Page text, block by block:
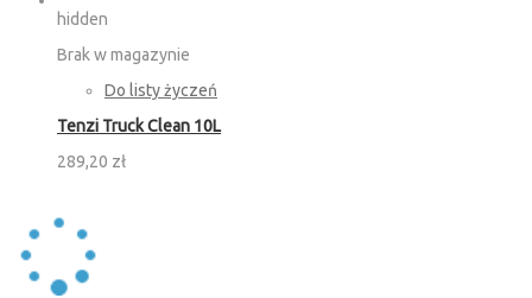
hidden
Brak w magazynie
Do listy życzeń
Tenzi Truck Clean 10L
289,20 zł